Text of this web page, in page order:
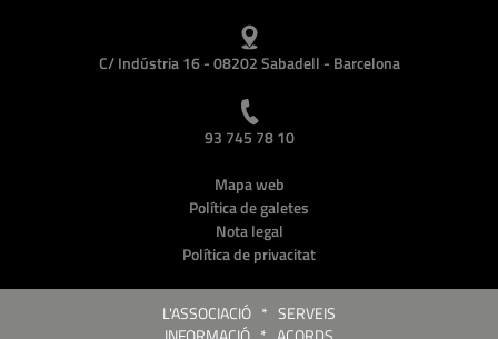
C/ Indústria 16 - 08202 Sabadell - Barcelona
93 745 78 10
Mapa web
Política de galetes
Nota legal
Política de privacitat
L'ASSOCIACIÓ * SERVEIS